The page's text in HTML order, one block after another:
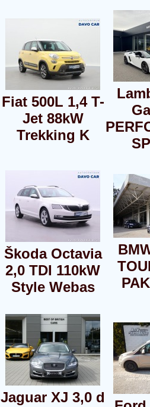
Fiat 500L 1,4 T-
Jet 88kW
Trekking K
Škoda Octavia
2,0 TDI 110kW
Style Webas
Jaguar XJ 3,0 d